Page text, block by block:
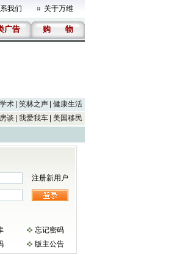
我们 关于万维
广告 购 物
术 笑林之声
健康生活
谈 我爱我车 美国移民
注册新用户
忘记密码
版主公告